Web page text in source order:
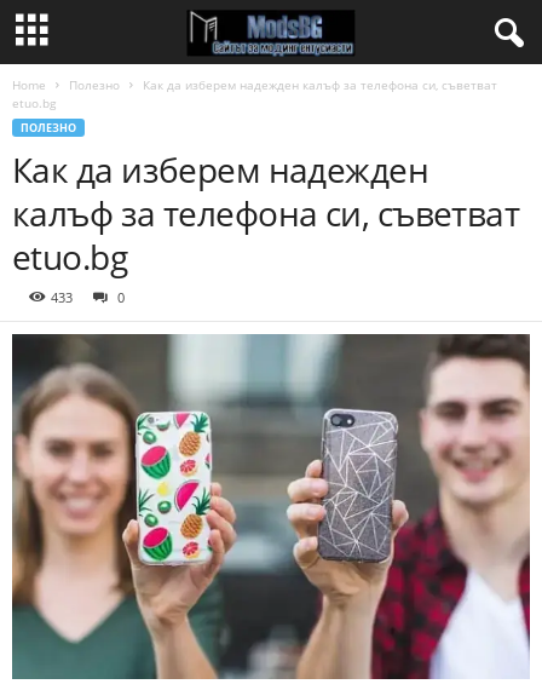
Home Полезно
Как да изберем надежден калъф за телефона си, съветват
etuo.bg
ПОЛЕЗНО
Как да изберем надежден
калъф за телефона си, съветват
etuo.bg
433 0